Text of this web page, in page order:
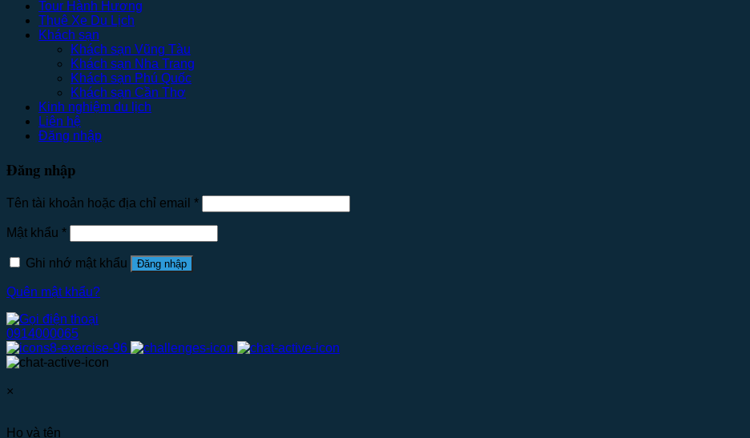
Tour Hành Hương
Thuê Xe Du Lịch
Khách sạn
Khách sạn Vũng Tàu
Khách sạn Nha Trang
Khách sạn Phú Quốc
Khách sạn Cần Thơ
Kinh nghiệm du lịch
Liên hệ
Đăng nhập
Đăng nhập
Tên tài khoản hoặc địa chỉ email *
Mật khẩu *
Ghi nhớ mật khẩu Đăng nhập
Quên mật khẩu?
0914000065
×
Họ và tên